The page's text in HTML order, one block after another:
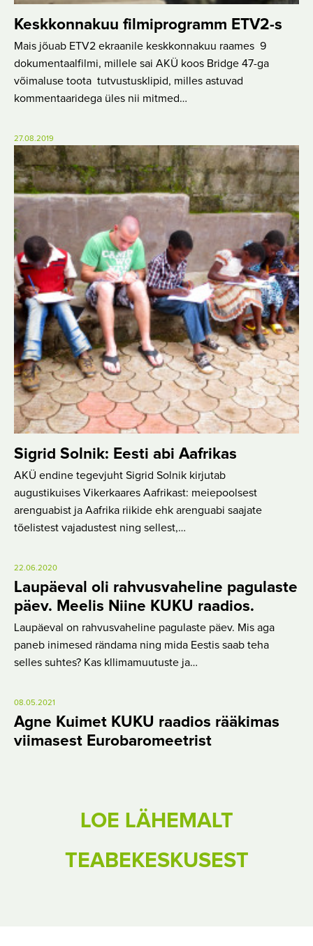
Keskkonnakuu filmiprogramm ETV2-s
Mais jõuab ETV2 ekraanile keskkonnakuu raames 9
dokumentaalfilmi, millele sai AKÜ koos Bridge 47-ga
võimaluse toota tutvustusklipid, milles astuvad
kommentaaridega üles nii mitmed…
27.08.2019
Sigrid Solnik: Eesti abi Aafrikas
AKÜ endine tegevjuht Sigrid Solnik kirjutab
augustikuises Vikerkaares Aafrikast: meiepoolsest
arenguabist ja Aafrika riikide ehk arenguabi saajate
tõelistest vajadustest ning sellest,…
22.06.2020
Laupäeval oli rahvusvaheline pagulaste
päev. Meelis Niine KUKU raadios.
Laupäeval on rahvusvaheline pagulaste päev. Mis aga
paneb inimesed rändama ning mida Eestis saab teha
selles suhtes? Kas kllimamuutuste ja…
08.05.2021
Agne Kuimet KUKU raadios rääkimas
viimasest Eurobaromeetrist
LOE LÄHEMALT
TEABEKESKUSEST